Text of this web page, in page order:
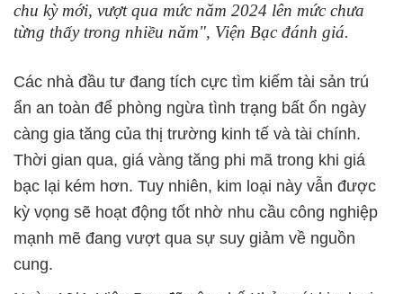
chu kỳ mới, vượt qua mức năm 2024 lên mức chưa
từng thấy trong nhiều năm", Viện Bạc đánh giá.
Các nhà đầu tư đang tích cực tìm kiếm tài sản trú
ẩn an toàn để phòng ngừa tình trạng bất ổn ngày
càng gia tăng của thị trường kinh tế và tài chính.
Thời gian qua, giá vàng tăng phi mã trong khi giá
bạc lại kém hơn. Tuy nhiên, kim loại này vẫn được
kỳ vọng sẽ hoạt động tốt nhờ nhu cầu công nghiệp
mạnh mẽ đang vượt qua sự suy giảm về nguồn
cung.